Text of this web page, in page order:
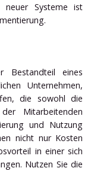
neuer Systeme ist
Bestandteil eines
Unternehmen,
die sowohl die
Mitarbeitenden
und Nutzung
nicht nur Kosten
in einer sich
Nutzen Sie die